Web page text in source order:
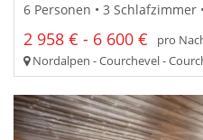
6 Personen • 3 Schlafzimmer
2 958 € - 6 600 €
pro
Nordalpen - Courchevel -